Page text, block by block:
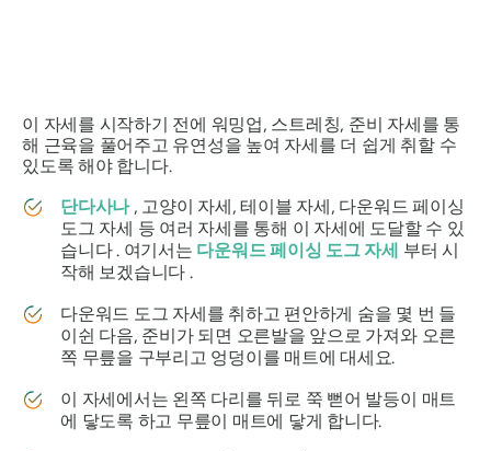
이 자세를 시작하기 전에 워밍업, 스트레칭, 준비 자세를 통
해 근육을 풀어주고 유연성을 높여 자세를 더 쉽게 취할 수
있도록 해야 합니다.
단다사나, 고양이 자세, 테이블 자세, 다운워드 페이싱
도그 자세 등 여러 자세를 통해 이 자세에 도달할 수 있
습니다 . 여기서는 다운워드 페이싱 도그 자세 부터 시
작해 보겠습니다 .
다운워드 도그 자세를 취하고 편안하게 숨을 몇 번 들
이쉰 다음, 준비가 되면 오른발을 앞으로 가져와 오른
쪽 무릎을 구부리고 엉덩이를 매트에 대세요.
이 자세에서는 왼쪽 다리를 뒤로 쭉 뻗어 발등이 매트
에 닿도록 하고 무릎이 매트에 닿게 합니다.